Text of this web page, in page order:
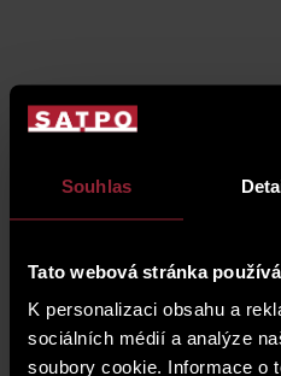
Souhlas
Tato webová stránka
K personalizaci obsahu a
sociálních médií a analýze
soubory cookie. Informace o
fotogalerie